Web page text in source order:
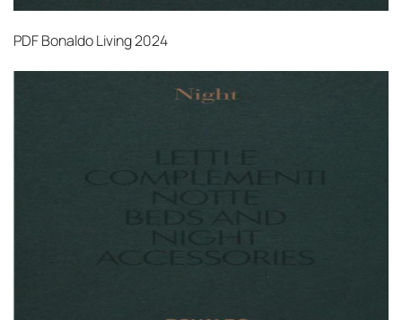
PDFBonaldo Living 2024